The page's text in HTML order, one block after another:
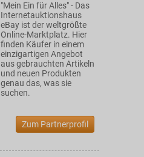
"Mein Ein für Alles" - Das
Internetauktionshaus
eBay ist der weltgrößte
Online-Marktplatz. Hier
finden Käufer in einem
einzigartigen Angebot
aus gebrauchten Artikeln
und neuen Produkten
genau das, was sie
suchen.
Zum Partnerprofil